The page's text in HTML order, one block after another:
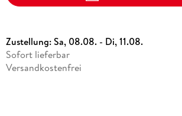
Zustellung:Sa, 08.08. - Di, 11.08.
Sofort lieferbar
Versandkostenfrei